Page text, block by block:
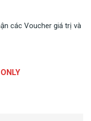
các Voucher giá trị và